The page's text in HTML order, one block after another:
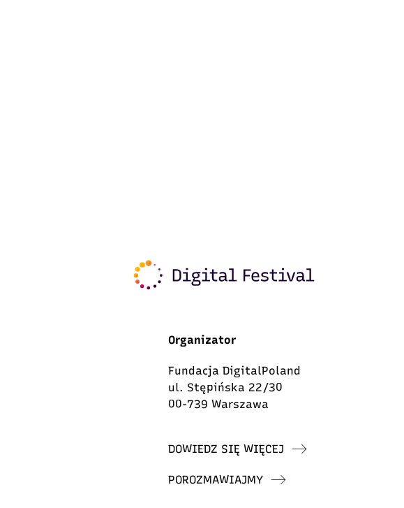
Organizator
Fundacja DigitalPoland
ul. Stępińska 22/30
00-739 Warszawa
DOWIEDZ SIĘ WIĘCEJ
POROZMAWIAJMY